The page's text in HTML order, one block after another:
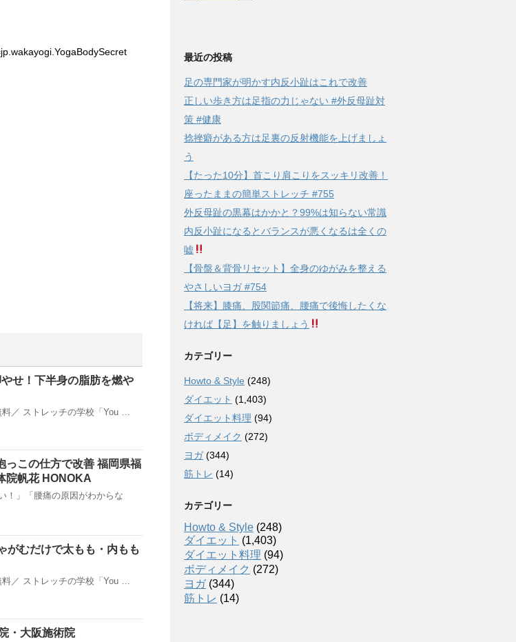
せ！下半身の脂肪を燃や
／ ストレッチの学校「You …
っこの仕方で改善 福岡県福
院帆花 HONOKA
！」「腰痛の原因がわからな
がむだけで太もも・内もも
／ ストレッチの学校「You …
・大阪施術院
最近の投稿
足の専門家が明かす内反小趾はこれで改善
正しい歩き方は足指の力じゃない #外反母趾対
策 #健康
捻挫癖がある方は足裏の反射機能を上げましょ
う
【たった10分】首こり肩こりをスッキリ改善！
座ったままの簡単ストレッチ #755
外反母趾の黒幕はかかと？99%は知らない常識
内反小趾になるとバランスが悪くなるは全くの
嘘
【骨盤＆背骨リセット】全身のゆがみを整える
やさしいヨガ #754
【将来】膝痛、股関節痛、腰痛で後悔したくな
ければ【足】を触りましょう
カテゴリー
Howto & Style (248)
ダイエット (1,403)
ダイエット料理 (94)
ボディメイク (272)
ヨガ(344)
筋トレ (14)
カテゴリー
Howto & Style (248)
ダイエット (1,403)
ダイエット料理 (94)
ボディメイク (272)
ヨガ(344)
筋トレ (14)